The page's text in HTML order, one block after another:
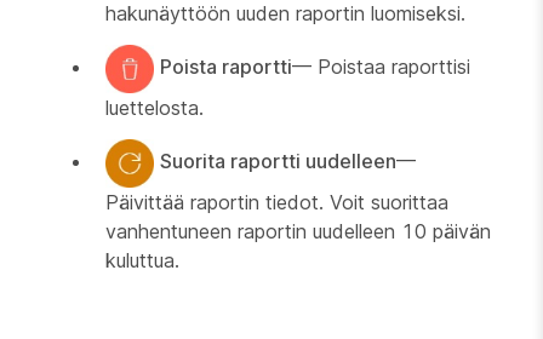
hakunäyttöön uuden raportin luomiseksi.
Poista raportti— Poistaa raporttisi
luettelosta.
Suorita raportti uudelleen—
Päivittää raportin tiedot. Voit suorittaa
vanhentuneen raportin uudelleen 10 päivän
kuluttua.